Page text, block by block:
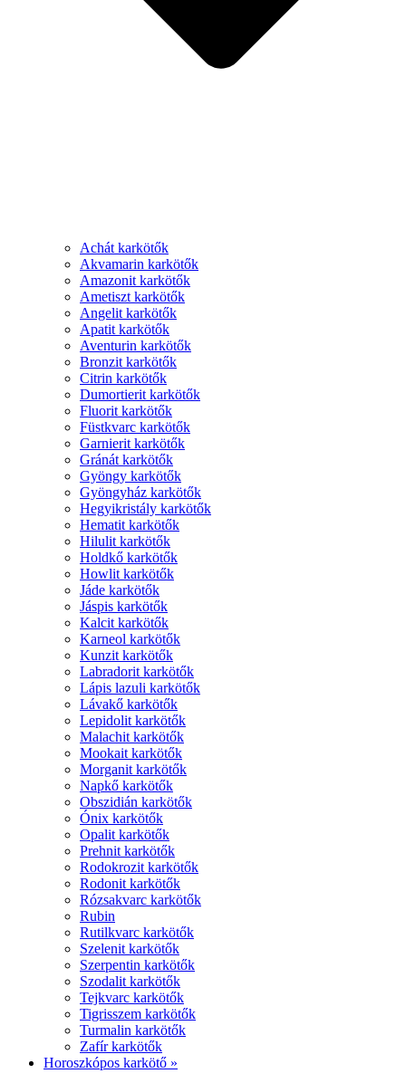
Achát karkötők
Akvamarin karkötők
Amazonit karkötők
Ametiszt karkötők
Angelit karkötők
Apatit karkötők
Aventurin karkötők
Bronzit karkötők
Citrin karkötők
Dumortierit karkötők
Fluorit karkötők
Füstkvarc karkötők
Garnierit karkötők
Gránát karkötők
Gyöngy karkötők
Gyöngyház karkötők
Hegyikristály karkötők
Hematit karkötők
Hilulit karkötők
Holdkő karkötők
Howlit karkötők
Jáde karkötők
Jáspis karkötők
Kalcit karkötők
Karneol karkötők
Kunzit karkötők
Labradorit karkötők
Lápis lazuli karkötők
Lávakő karkötők
Lepidolit karkötők
Malachit karkötők
Mookait karkötők
Morganit karkötők
Napkő karkötők
Obszidián karkötők
Ónix karkötők
Opalit karkötők
Prehnit karkötők
Rodokrozit karkötők
Rodonit karkötők
Rózsakvarc karkötők
Rubin
Rutilkvarc karkötők
Szelenit karkötők
Szerpentin karkötők
Szodalit karkötők
Tejkvarc karkötők
Tigrisszem karkötők
Turmalin karkötők
Zafír karkötők
Horoszkópos karkötő »